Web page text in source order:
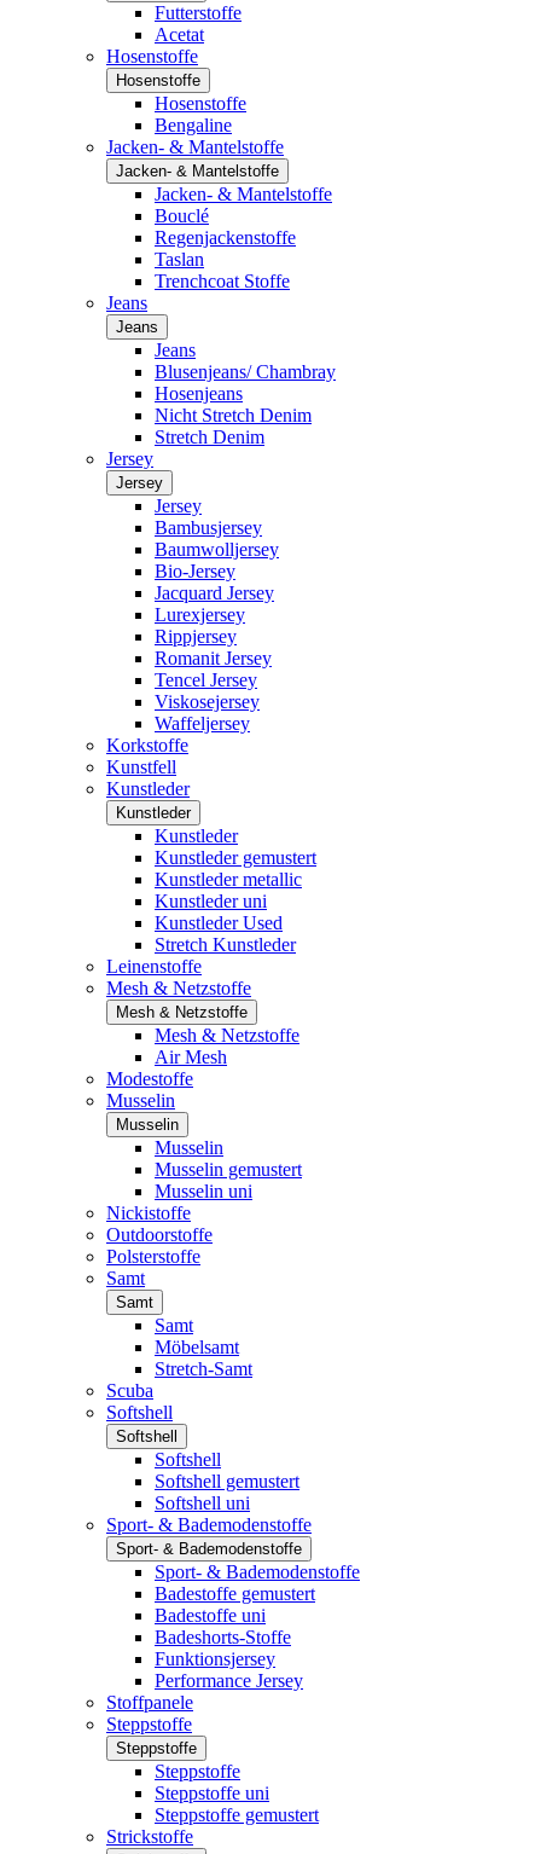
Futterstoffe
Acetat
Hosenstoffe
Hosenstoffe
Hosenstoffe
Bengaline
Jacken- & Mantelstoffe
Jacken- & Mantelstoffe
Jacken- & Mantelstoffe
Bouclé
Regenjackenstoffe
Taslan
Trenchcoat Stoffe
Jeans
Jeans
Jeans
Blusenjeans/ Chambray
Hosenjeans
Nicht Stretch Denim
Stretch Denim
Jersey
Jersey
Jersey
Bambusjersey
Baumwolljersey
Bio-Jersey
Jacquard Jersey
Lurexjersey
Rippjersey
Romanit Jersey
Tencel Jersey
Viskosejersey
Waffeljersey
Korkstoffe
Kunstfell
Kunstleder
Kunstleder
Kunstleder
Kunstleder gemustert
Kunstleder metallic
Kunstleder uni
Kunstleder Used
Stretch Kunstleder
Leinenstoffe
Mesh & Netzstoffe
Mesh & Netzstoffe
Mesh & Netzstoffe
Air Mesh
Modestoffe
Musselin
Musselin
Musselin
Musselin gemustert
Musselin uni
Nickistoffe
Outdoorstoffe
Polsterstoffe
Samt
Samt
Samt
Möbelsamt
Stretch-Samt
Scuba
Softshell
Softshell
Softshell
Softshell gemustert
Softshell uni
Sport- & Bademodenstoffe
Sport- & Bademodenstoffe
Sport- & Bademodenstoffe
Badestoffe gemustert
Badestoffe uni
Badeshorts-Stoffe
Funktionsjersey
Performance Jersey
Stoffpanele
Steppstoffe
Steppstoffe
Steppstoffe
Steppstoffe uni
Steppstoffe gemustert
Strickstoffe